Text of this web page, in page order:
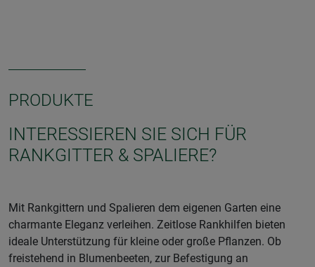
PRODUKTE
INTERESSIEREN SIE SICH FÜR
RANKGITTER & SPALIERE?
Mit Rankgittern und Spalieren dem eigenen Garten eine
charmante Eleganz verleihen. Zeitlose Rankhilfen bieten
ideale Unterstützung für kleine oder große Pflanzen. Ob
freistehend in Blumenbeeten, zur Befestigung an